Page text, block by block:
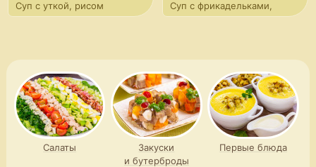
Суп с уткой, рисом
Суп с фрикадельками,
Салаты
Закуски
и бутерброды
Первые блюда